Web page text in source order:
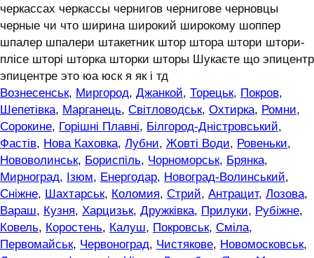
черкассах черкассы чернигов чернигове черновцы
черные чи что ширина широкий широкому шоппер
шпалер шпалери штакетник штор штора штори штори-
плісе шторі шторка шторки шторы Шукаєте що эпицентр
эпицентре это юа юск я як і тд
Вознесенськ, Миргород, Джанкой, Торецьк, Покров,
Шепетівка, Марганець, Світловодськ, Охтирка, Ромни,
Сорокине, Горішні Плавні, Білгород-Дністровський,
Фастів, Нова Каховка, Лубни, Жовті Води, Ровеньки,
Нововолинськ, Бориспіль, Чорноморськ, Брянка,
Мирноград, Ізюм, Енергодар, Новоград-Волинський,
Сніжне, Шахтарськ, Коломия, Стрий, Антрацит, Лозова,
Вараш, Кузня, Харцизьк, Дружківка, Прилуки, Рубіжне,
Ковель, Коростень, Калуш, Покровськ, Сміла,
Первомайськ, Червоноград, Чистякове, Новомосковськ,